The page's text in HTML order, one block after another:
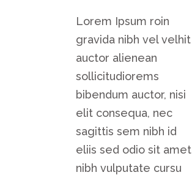
Lorem Ipsum roin
gravida nibh vel velhit
auctor alienean
sollicitudiorems
bibendum auctor, nisi
elit consequa, nec
sagittis sem nibh id
eliis sed odio sit amet
nibh vulputate cursu